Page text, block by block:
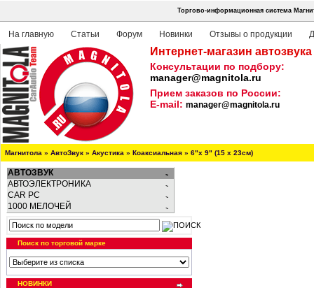
Торгово-информационная система
На главную Статьи Форум Новинки Отзывы о продукции
Интернет-магазин
Консультации по подбору:
manager@magnitola.ru
Прием заказов по России:
E-mail: manager@magnitola.ru
Магнитола » АвтоЗвук » Акустика » Коаксиальная » 6"х 9" (15 х 23см)
АВТОЗВУК
АВТОЭЛЕКТРОНИКА
CAR PC
1000 МЕЛОЧЕЙ
Поиск по торговой марке
НОВИНКИ